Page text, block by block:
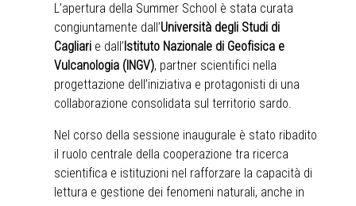
L’apertura della Summer School è stata curata
congiuntamente dall’Università degli Studi di
Cagliari e dall’ Istituto Nazionale di Geofisica e
Vulcanologia (INGV), partner scientifici nella
progettazione dell’iniziativa e protagonisti di una
collaborazione consolidata sul territorio sardo.
Nel corso della sessione inaugurale è stato ribadito
il ruolo centrale della cooperazione tra ricerca
scientifica e istituzioni nel rafforzare la capacità di
lettura e gestione dei fenomeni naturali, anche in